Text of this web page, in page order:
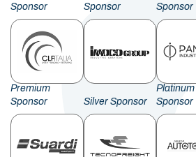
Sponsor
Sponsor
Sponsor
Premium
Sponsor
Silver Sponsor
Platinum
Sponsor